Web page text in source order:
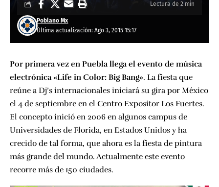
Última actualización: Ago 3, 2015 15:17
Poblano Mx
Lectura de 2 min
Por primera vez en Puebla llega el evento de música
electrónica «Life in Color: Big Bang». La fiesta que
reúne a Dj’s internacionales iniciará su gira por México
el 4 de septiembre en el Centro Expositor Los Fuertes.
El concepto inició en 2006 en algunos campus de
Universidades de Florida, en Estados Unidos y ha
crecido de tal forma, que ahora es la fiesta de pintura
más grande del mundo. Actualmente este evento
recorre más de 150 ciudades.